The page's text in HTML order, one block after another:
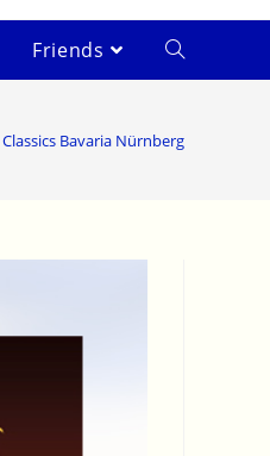
Friends
Bavaria Nürnberg